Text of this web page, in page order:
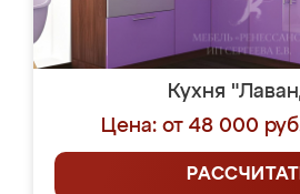
Кухня
Цена: от 48 000